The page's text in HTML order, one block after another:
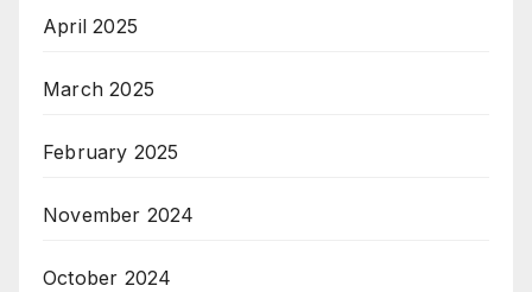
April 2025
March 2025
February 2025
November 2024
October 2024